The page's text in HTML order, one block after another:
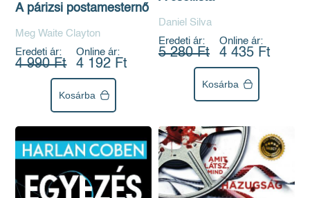
A párizsi postamesternő
Meg Waite Clayton
Eredeti ár:
4 990 Ft
Online ár:
4 192 Ft
Kosárba
Daniel Silva
Eredeti ár:
5 280 Ft
Online ár:
4 435 Ft
Kosárba